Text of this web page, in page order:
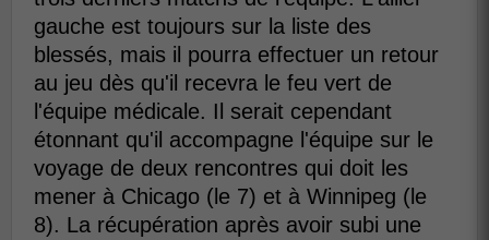
gauche est toujours sur la liste des
blessés, mais il pourra effectuer un retour
au jeu dès qu'il recevra le feu vert de
l'équipe médicale. Il serait cependant
étonnant qu'il accompagne l'équipe sur le
voyage de deux rencontres qui doit les
mener à Chicago (le 7) et à Winnipeg (le
8). La récupération après avoir subi une